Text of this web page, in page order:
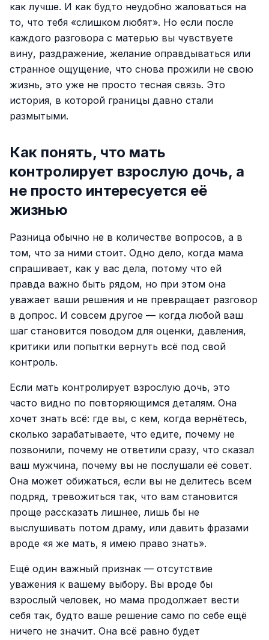
как лучше. И как будто неудобно жаловаться на
то, что тебя «слишком любят». Но если после
каждого разговора с матерью вы чувствуете
вину, раздражение, желание оправдываться или
странное ощущение, что снова прожили не свою
жизнь, это уже не просто тесная связь. Это
история, в которой границы давно стали
размытыми.
Как понять, что мать
контролирует взрослую дочь, а
не просто интересуется её
жизнью
Разница обычно не в количестве вопросов, а в
том, что за ними стоит. Одно дело, когда мама
спрашивает, как у вас дела, потому что ей
правда важно быть рядом, но при этом она
уважает ваши решения и не превращает разговор
в допрос. И совсем другое — когда любой ваш
шаг становится поводом для оценки, давления,
критики или попытки вернуть всё под свой
контроль.
Если мать контролирует взрослую дочь, это
часто видно по повторяющимся деталям. Она
хочет знать всё: где вы, с кем, когда вернётесь,
сколько зарабатываете, что едите, почему не
позвонили, почему не ответили сразу, что сказал
ваш мужчина, почему вы не послушали её совет.
Она может обижаться, если вы не делитесь всем
подряд, тревожиться так, что вам становится
проще рассказать лишнее, лишь бы не
выслушивать потом драму, или давить фразами
вроде «я же мать, я имею право знать».
Ещё один важный признак — отсутствие
уважения к вашему выбору. Вы вроде бы
взрослый человек, но мама продолжает вести
себя так, будто ваше решение само по себе ещё
ничего не значит. Она всё равно будет